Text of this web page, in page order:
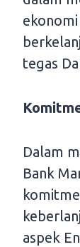
tegas
Dalam
Bank
aspek